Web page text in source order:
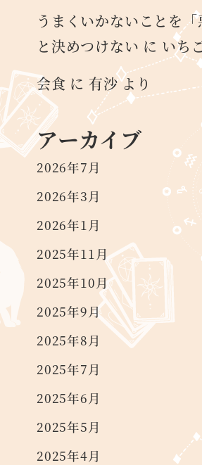
うまくいかないことを
と決めつけない に いち
会食 に 有沙より
アーカイブ
2026年7月
2026年3月
2026年1月
2025年11月
2025年10月
2025年9月
2025年8月
2025年7月
2025年6月
2025年5月
2025年4月